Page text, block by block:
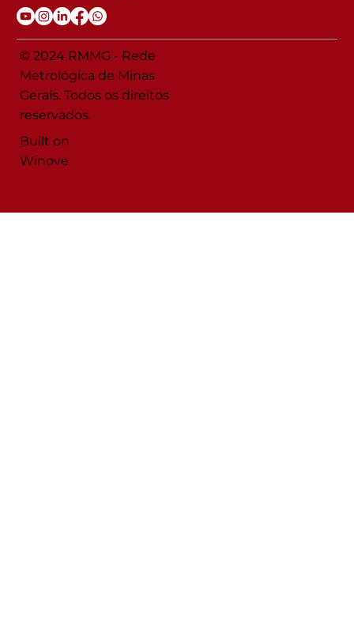
© 2024 RMMG - Rede
Metrológica de Minas
Gerais. Todos os direitos
reservados.
Built on
Winove